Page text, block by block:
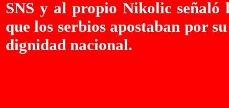
SNS y al propio Nikolic señaló
que los serbios apostaban por
dignidad nacional.